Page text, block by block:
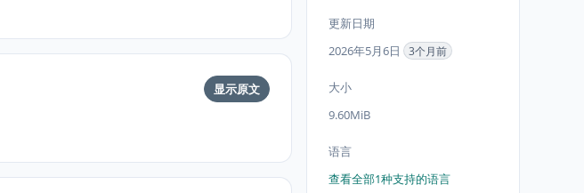
显示原文
更新日期
2026年5月6日
3个月前
大小
9.60MiB
语言
查看全部1种支持的语言